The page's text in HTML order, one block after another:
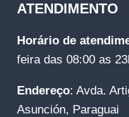
ATENDIMENTO
Horário de
feira das 08:00 as
Endereço: Avda.
Asunción, Paraguai